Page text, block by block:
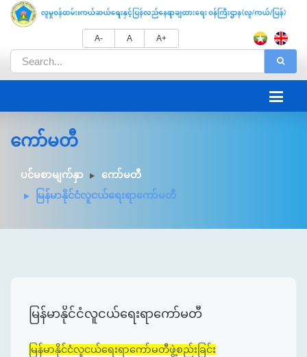
A- A A+
ကော်မတီ
ပင်မစာမျက်နှာ
ကော်မတီ
မြန်မာနိုင်ငံလူငယ်ရေးရာကော်မတီ
မြန်မာနိုင်ငံလူငယ်ရေးရာကော်မတီ
မြန်မာနိုင်ငံလူငယ်ရေးရာကော်မတီဖွဲ့စည်းခြင်း